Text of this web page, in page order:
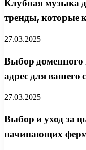
Клубная музыка
тренды, которые
27.03.2025
Выбор
адрес для вашего
27.03.2025
Выбор и уход за
начинающих